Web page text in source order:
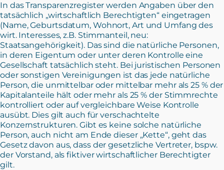
In das Transparenzregister werden Angaben über den
tatsächlich „wirtschaftlich Berechtigten“ eingetragen
(Name, Geburtsdatum, Wohnort, Art und Umfang des
wirt. Interesses, z.B. Stimmanteil, neu:
Staatsangehörigkeit). Das sind die natürliche Personen,
in deren Eigentum oder unter deren Kontrolle eine
Gesellschaft tatsächlich steht. Bei juristischen Personen
oder sonstigen Vereinigungen ist das jede natürliche
Person, die unmittelbar oder mittelbar mehr als 25 % der
Kapitalanteile hält oder mehr als 25 % der Stimmrechte
kontrolliert oder auf vergleichbare Weise Kontrolle
ausübt. Dies gilt auch für verschachtelte
Konzernstrukturen. Gibt es keine solche natürliche
Person, auch nicht am Ende dieser „Kette“, geht das
Gesetz davon aus, dass der gesetzliche Vertreter, bspw.
der Vorstand, als fiktiver wirtschaftlicher Berechtigter
gilt.